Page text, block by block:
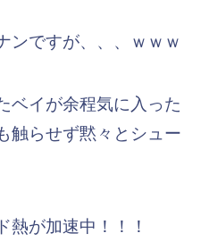
ンですが、、、ｗｗｗ
ベイが余程気に入った
触らせず黙々とシュー
熱が加速中！！！